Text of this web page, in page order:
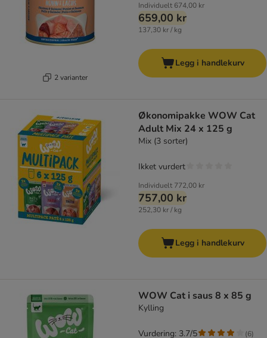
2 varianter
Individuelt 674,00 kr
659,00 kr
137,30 kr / kg
Legg i handlekurv
Økonomipakke WOW Cat
Adult Mix 24 x 125 g
Mix (3 sorter)
Individuelt 772,00 kr
757,00 kr
252,30 kr / kg
Ikket vurdert
Legg i handlekurv
WOW Cat i saus 8 x 85 g
Kylling
Vurdering: 3.7/5 (6)